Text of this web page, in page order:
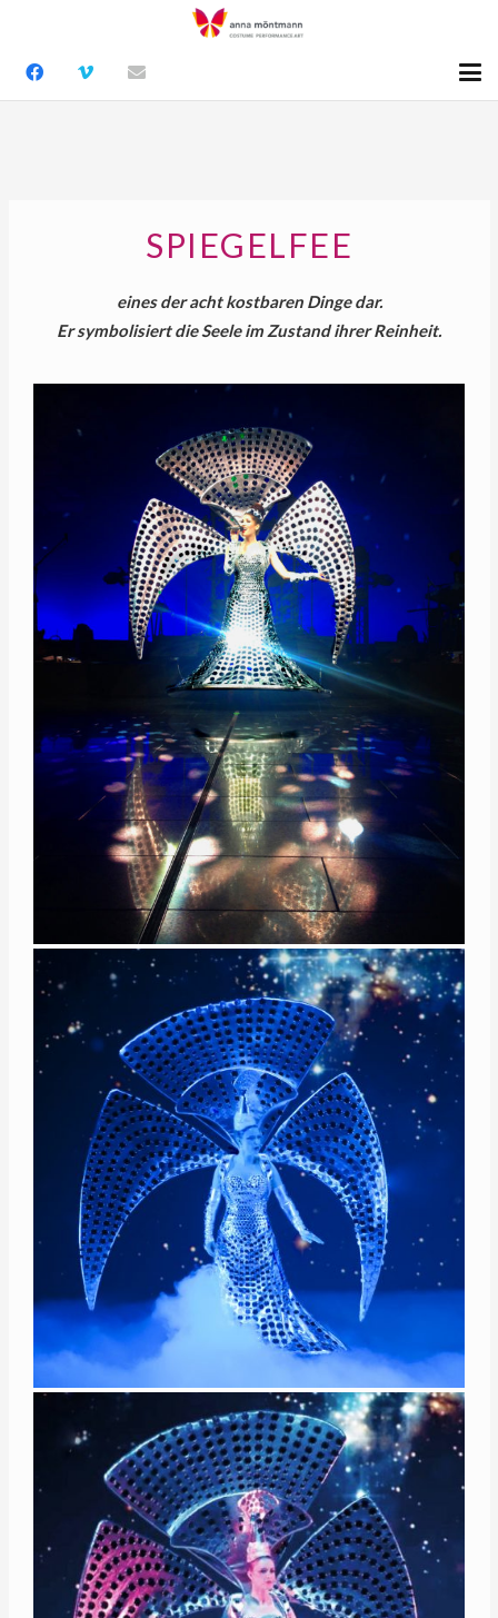
SPIEGELFEE
Er symbolisiert die Seele im Zustand ihrer Reinheit.
In Japan gilt er als Symbol der Sonnengöttin und zeigt
als blütenkelchförmiger Metall-Spiegel in
shintoistischen Tempeln.
Im chinesischen Buddhismus stellt der Spiegel
eines der acht kostbaren Dinge dar.